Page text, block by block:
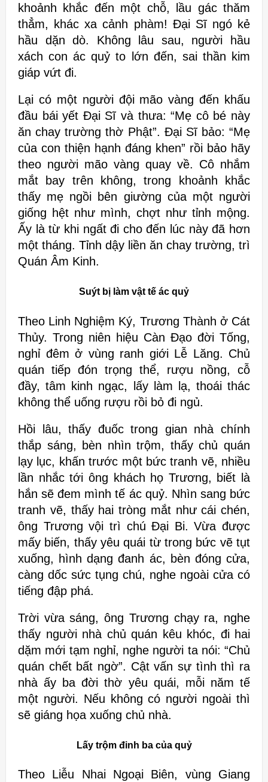
khoảnh khắc đến một chỗ, lầu gác thăm
thẳm, khác xa cảnh phàm! Đại Sĩ ngó kẻ
hầu dặn dò. Không lâu sau, người hầu
xách con ác quỷ to lớn đến, sai thần kim
giáp vứt đi.
Lại có một người đội mão vàng đến khấu
đầu bái yết Đại Sĩ và thưa: “Mẹ cô bé này
ăn chay trường thờ Phật”. Đại Sĩ bảo: “Mẹ
của con thiện hạnh đáng khen” rồi bảo hãy
theo người mão vàng quay về. Cô nhắm
mắt bay trên không, trong khoảnh khắc
thấy mẹ ngồi bên giường của một người
giống hệt như mình, chợt như tỉnh mộng.
Ấy là từ khi ngất đi cho đến lúc này đã hơn
một tháng. Tỉnh dậy liền ăn chay trường, trì
Quán Âm Kinh.
Suýt bị làm vật tế ác quỷ
Theo Linh Nghiệm Ký, Trương Thành ở Cát
Thủy. Trong niên hiệu Càn Đạo đời Tống,
nghỉ đêm ở vùng ranh giới Lễ Lăng. Chủ
quán tiếp đón trọng thể, rượu nồng, cỗ
đầy, tâm kinh ngạc, lấy làm lạ, thoái thác
không thể uống rượu rồi bỏ đi ngủ.
Hồi lâu, thấy đuốc trong gian nhà chính
thắp sáng, bèn nhìn trộm, thấy chủ quán
lạy lục, khấn trước một bức tranh vẽ, nhiều
lần nhắc tới ông khách họ Trương, biết là
hắn sẽ đem mình tế ác quỷ. Nhìn sang bức
tranh vẽ, thấy hai tròng mắt như cái chén,
ông Trương vội trì chú Đại Bi. Vừa được
mấy biến, thấy yêu quái từ trong bức vẽ tụt
xuống, hình dạng đanh ác, bèn đóng cửa,
càng dốc sức tụng chú, nghe ngoài cửa có
tiếng đập phá.
Trời vừa sáng, ông Trương chạy ra, nghe
thấy người nhà chủ quán kêu khóc, đi hai
dặm mới tạm nghỉ, nghe người ta nói: “Chủ
quán chết bất ngờ”. Cật vấn sự tình thì ra
nhà ấy ba đời thờ yêu quái, mỗi năm tế
một người. Nếu không có người ngoài thì
sẽ giáng họa xuống chủ nhà.
Lấy trộm đinh ba của quỷ
Theo Liễu Nhai Ngoại Biên, vùng Giang